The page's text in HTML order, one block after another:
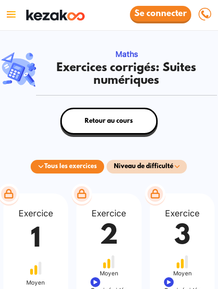
Se connecter
Maths
Exercices corrigés: Suites
numériques
Tous les exercices Niveau de difficulté
Retour au cours
Exercice
1
Moyen
Exercice
2
Moyen
Exercice
3
Moyen